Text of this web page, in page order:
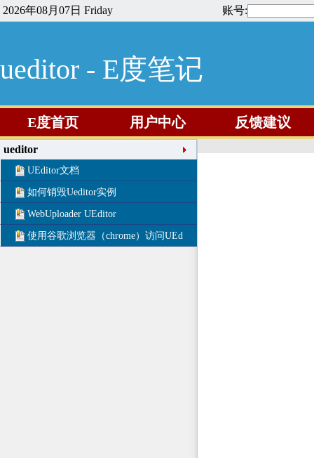
2026年08月07日 Friday 账号:
ueditor - E度笔记
E度首页 用户中心 反馈建议
ueditor
UEditor文档
如何销毁Ueditor实例
WebUploader UEditor
使用谷歌浏览器（chrome）访问UEd